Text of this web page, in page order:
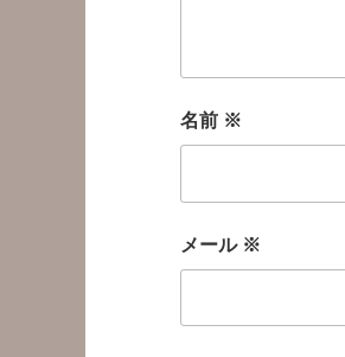
名前 ※
メール ※